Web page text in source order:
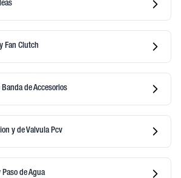
Fan Clutch
de Accesorios
y de Valvula Pcv
de Agua